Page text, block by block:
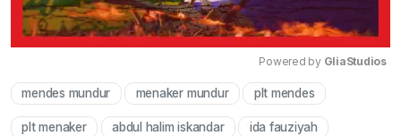
Powered by GliaStudios
mendes mundur menaker mundur plt mendes
plt menaker abdul halim iskandar ida fauziyah